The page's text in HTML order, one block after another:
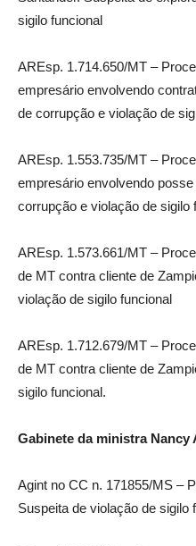
sigilo funcional
AREsp. 1.714.650/MT –
empresário envolvendo
de corrupção e violação de
AREsp. 1.553.735/MT –
empresário envolvendo
corrupção e violação de sigilo
AREsp. 1.573.661/MT –
de MT contra cliente de
violação de sigilo funcional
AREsp. 1.712.679/MT –
de MT contra cliente de
sigilo funcional.
Gabinete da ministra Nancy
Agint no CC n. 171855/MS –
Suspeita de violação de sigilo